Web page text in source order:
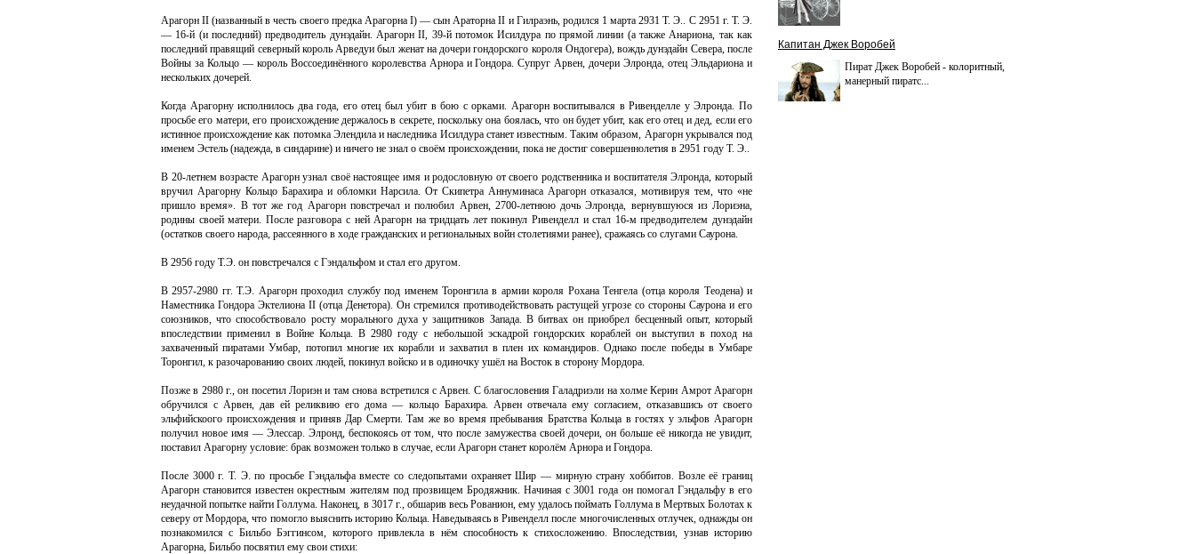
Арагорн II (названный в честь своего предка Арагорна I) — сын Араторна II и Гилраэнь, родился 1 марта 2931 Т. Э.. С 2951 г. Т. Э.
— 16-й (и последний) предводитель дунэдайн. Арагорн II, 39-й потомок Исилдура по прямой линии (а также Анариона, так как
последний правящий северный король Арведуи был женат на дочери гондорского короля Ондогера), вождь дунэдайн Севера, после
Войны за Кольцо — король Воссоединённого королевства Арнора и Гондора. Супруг Арвен, дочери Элронда, отец Эльдариона и
нескольких дочерей.
Когда Арагорну исполнилось два года, его отец был убит в бою с орками. Арагорн воспитывался в Ривенделле у Элронда. По
просьбе его матери, его происхождение держалось в секрете, поскольку она боялась, что он будет убит, как его отец и дед, если его
истинное происхождение как потомка Элендила и наследника Исилдура станет известным. Таким образом, Арагорн укрывался под
именем Эстель (надежда, в синдарине) и ничего не знал о своём происхождении, пока не достиг совершеннолетия в 2951 году Т. Э..
В 20-летнем возрасте Арагорн узнал своё настоящее имя и родословную от своего родственника и воспитателя Элронда, который
вручил Арагорну Кольцо Барахира и обломки Нарсила. От Скипетра Аннуминаса Арагорн отказался, мотивируя тем, что «не
пришло время». В тот же год Арагорн повстречал и полюбил Арвен, 2700-летнюю дочь Элронда, вернувшуюся из Лориэна,
родины своей матери. После разговора с ней Арагорн на тридцать лет покинул Ривенделл и стал 16-м предводителем дунэдайн
(остатков своего народа, рассеянного в ходе гражданских и региональных войн столетиями ранее), сражаясь со слугами Саурона.
В 2956 году Т.Э. он повстречался с Гэндальфом и стал его другом.
В 2957-2980 гг. Т.Э. Арагорн проходил службу под именем Торонгила в армии короля Рохана Тенгела (отца короля Теодена) и
Наместника Гондора Эктелиона II (отца Денетора). Он стремился противодействовать растущей угрозе со стороны Саурона и его
союзников, что способствовало росту морального духа у защитников Запада. В битвах он приобрел бесценный опыт, который
впоследствии применил в Войне Кольца. В 2980 году с небольшой эскадрой гондорских кораблей он выступил в поход на
захваченный пиратами Умбар, потопил многие их корабли и захватил в плен их командиров. Однако после победы в Умбаре
Торонгил, к разочарованию своих людей, покинул войско и в одиночку ушёл на Восток в сторону Мордора.
Позже в 2980 г., он посетил Лориэн и там снова встретился с Арвен. C благословения Галадриэли на холме Керин Амрот Арагорн
обручился с Арвен, дав ей реликвию его дома — кольцо Барахира. Арвен отвечала ему согласием, отказавшись от своего
эльфийскоого происхождения и приняв Дар Смерти. Там же во время пребывания Братства Кольца в гостях у эльфов Арагорн
получил новое имя — Элессар. Элронд, беспокоясь от том, что после замужества своей дочери, он больше её никогда не увидит,
поставил Арагорну условие: брак возможен только в случае, если Арагорн станет королём Арнора и Гондора.
После 3000 г. Т. Э. по просьбе Гэндальфа вместе со следопытами охраняет Шир — мирную страну хоббитов. Возле её границ
Арагорн становится известен окрестным жителям под прозвищем Бродяжник. Начиная с 3001 года он помогал Гэндальфу в его
неудачной попытке найти Голлума. Наконец, в 3017 г., обшарив весь Рованион, ему удалось поймать Голлума в Мертвых Болотах к
северу от Мордора, что помогло выяснить историю Кольца. Наведываясь в Ривенделл после многочисленных отлучек, однажды он
познакомился с Бильбо Бэггинсом, которого привлекла в нём способность к стихосложению. Впоследствии, узнав историю
Арагорна, Бильбо посвятил ему свои стихи:
Капитан Джек Воробей
Пират Джек Воробей - колоритный,
манерный пиратс...